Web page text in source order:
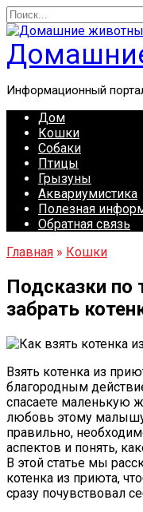
Перейти
к
содержанию
Search
for:
Информационный
Дом
Кошки
Собаки
Птицы
Грызуны
Аквариумистика
Полезная
Обратная связь
Главная » Кошки
Подсказки
забрать
Взять котенка из
благородным
спасаете маленькую
любовь этому
правильно,
аспектов и понять,
В этой статье мы
котенка из приюта,
сразу почувствовал